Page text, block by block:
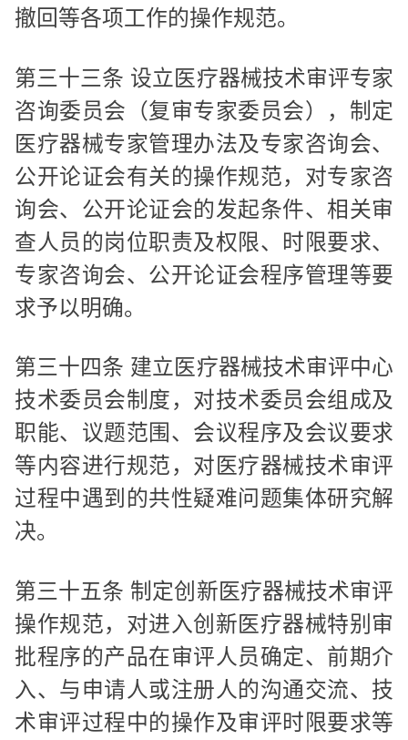
撤回等各项工作的操作规范。
第三十三条 设立医疗器械技术审评专家
咨询委员会（复审专家委员会），制定
医疗器械专家管理办法及专家咨询会、
公开论证会有关的操作规范，对专家咨
询会、公开论证会的发起条件、相关审
查人员的岗位职责及权限、时限要求、
专家咨询会、公开论证会程序管理等要
求予以明确。
第三十四条 建立医疗器械技术审评中心
技术委员会制度，对技术委员会组成及
职能、议题范围、会议程序及会议要求
等内容进行规范，对医疗器械技术审评
过程中遇到的共性疑难问题集体研究解
决。
第三十五条 制定创新医疗器械技术审评
操作规范，对进入创新医疗器械特别审
批程序的产品在审评人员确定、前期介
入、与申请人或注册人的沟通交流、技
术审评过程中的操作及审评时限要求等